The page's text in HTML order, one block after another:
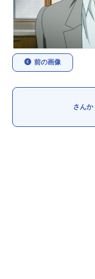
春アニメ
秋アニメ
男性声優/女性声優一覧
前の画像
さんか